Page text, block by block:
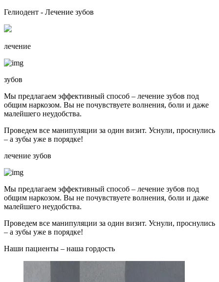
Гелиодент - Лечение зубов
лечение
зубов
Мы предлагаем эффективный способ – лечение зубов под
общим наркозом. Вы не почувствуете волнения, боли и даже
малейшего неудобства.
Проведем все манипуляции за один визит. Уснули, проснулись
– а зубы уже в порядке!
лечение зубов
Мы предлагаем эффективный способ – лечение зубов под
общим наркозом. Вы не почувствуете волнения, боли и даже
малейшего неудобства.
Проведем все манипуляции за один визит. Уснули, проснулись
– а зубы уже в порядке!
Наши пациенты – наша гордость